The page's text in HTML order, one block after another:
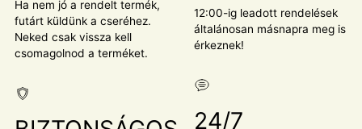
Ha nem jó a rendelt termék,
futárt küldünk a cseréhez.
Neked csak vissza kell
csomagolnod a terméket.
12:00-ig leadott rendelések
általánosan másnapra meg is
érkeznek!
24/7